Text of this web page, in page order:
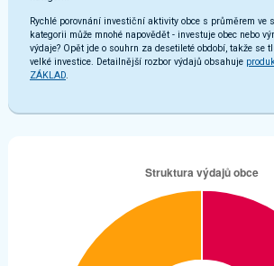
Rychlé porovnání investiční aktivity obce s průměrem ve
kategorii může mnohé napovědět - investuje obec nebo
výdaje? Opět jde o souhrn za desetileté období, takže se
velké investice. Detailnější rozbor výdajů obsahuje
ZÁKLAD.